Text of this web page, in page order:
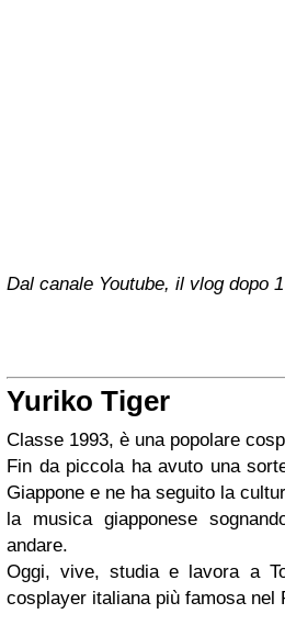
Dal canale Youtube, il vlog dopo
Yuriko Tiger
Classe 1993, è una popolare
Fin da piccola ha avuto una
Giappone e ne ha seguito la
la musica giapponese
andare.
Oggi, vive, studia e lavora a
cosplayer italiana più famosa nel